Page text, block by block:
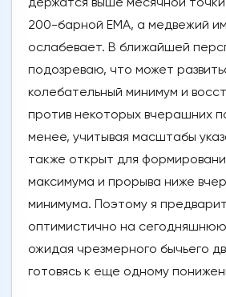
200-барной EMA, а медвежий
ослабевает. В ближайшей
подозреваю, что может
колебательный минимум и
против некоторых вчерашних
менее, учитывая масштабы
также открыт для
максимума и прорыва ниже
минимума. Поэтому я
оптимистично на
ожидая чрезмерного бычьего
готовясь к еще одному